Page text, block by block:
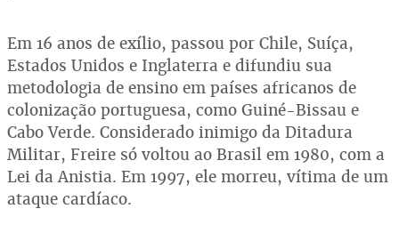
Em 16 anos de exílio, passou por Chile, Suíça,
Estados Unidos e Inglaterra e difundiu sua
metodologia de ensino em países africanos de
colonização portuguesa, como Guiné-Bissau e
Cabo Verde. Considerado inimigo da Ditadura
Militar, Freire só voltou ao Brasil em 1980, com a
Lei da Anistia. Em 1997, ele morreu, vítima de um
ataque cardíaco.